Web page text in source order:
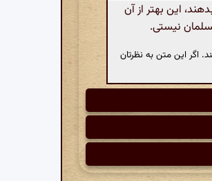
این بهتر از آن
نیستی.
اگر این متن به نظرتان